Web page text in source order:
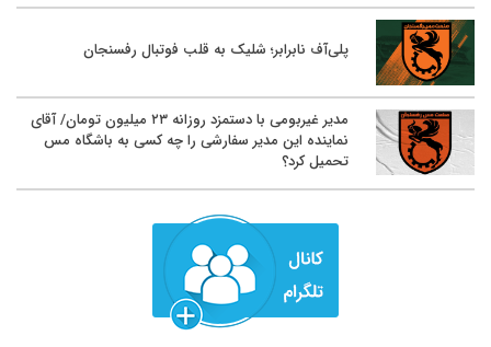
پلی‌آف نابرابر؛ شلیک به قلب فوتبال رفسنجان
مدیر غیربومی با دستمزد روزانه ۲۳ میلیون تومان/ آقای
نماینده این مدیر سفارشی را چه کسی به باشگاه مس
تحمیل کرد؟